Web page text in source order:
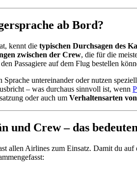
ab Bord?
kennt die typischen Durchsagen des
zwischen der Crew, die für die
Passagiere auf dem Flug bestellen
untereinander oder nutzen
– was durchaus sinnvoll ist, wenn
oder auch um Verhaltensarten
und Crew – das
allen Airlines zum Einsatz. Damit du